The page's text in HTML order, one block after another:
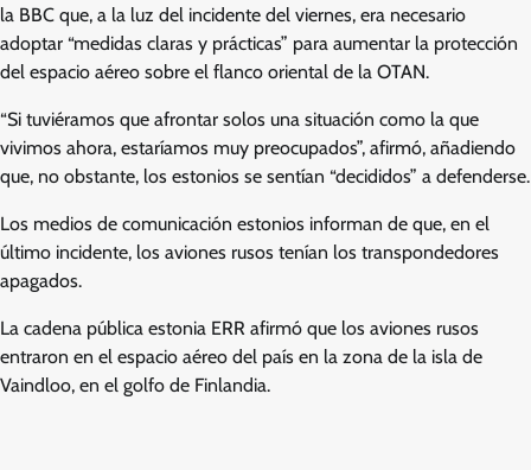
la BBC que, a la luz del incidente del viernes, era necesario
adoptar “medidas claras y prácticas” para aumentar la protección
del espacio aéreo sobre el flanco oriental de la OTAN.
“Si tuviéramos que afrontar solos una situación como la que
vivimos ahora, estaríamos muy preocupados”, afirmó, añadiendo
que, no obstante, los estonios se sentían “decididos” a defenderse.
Los medios de comunicación estonios informan de que, en el
último incidente, los aviones rusos tenían los transpondedores
apagados.
La cadena pública estonia ERR afirmó que los aviones rusos
entraron en el espacio aéreo del país en la zona de la isla de
Vaindloo, en el golfo de Finlandia.